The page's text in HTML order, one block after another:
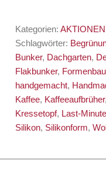
Kategorien:
Schlagwörter:
Bunker, Dachgarten,
Flakbunker, Formenbau
handgemacht,
Kaffee, Kaffeeaufbrüher,
Kressetopf, Last-
Silikon, Silikonform,